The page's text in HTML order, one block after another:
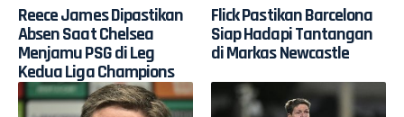
Reece James Dipastikan
Absen Saat Chelsea
Menjamu PSG di Leg
Kedua Liga Champions
Flick Pastikan Barcelona
Siap Hadapi Tantangan
di Markas Newcastle